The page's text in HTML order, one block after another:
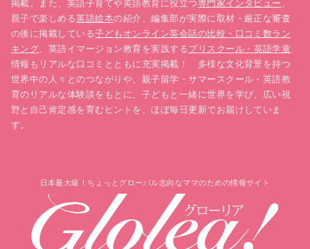
掲載。また、英語子育てや英語教育に役立つ専門家インタビュー 、
親子で楽しめる英語絵本の紹介、編集部が実際に取材・厳正な審査
の後に掲載している子どもオンライン英会話の比較・口コミ数ラン
キング、英語イマージョン教育を実践するプリスクール・英語学童
情報もリアルな口コミとともに充実掲載！ 多様な文化背景を持つ
世界中の人々とのつながりや、親子留学・サマースクール・英語教
育のリアルな体験談をもとに、子どもと一緒に世界を学び、広い視
野と自己肯定感を育むヒントを、ほぼ毎日更新でお届けしていま
す。
日本最大級！ちょっとグローバル志向なママのための情報サイト